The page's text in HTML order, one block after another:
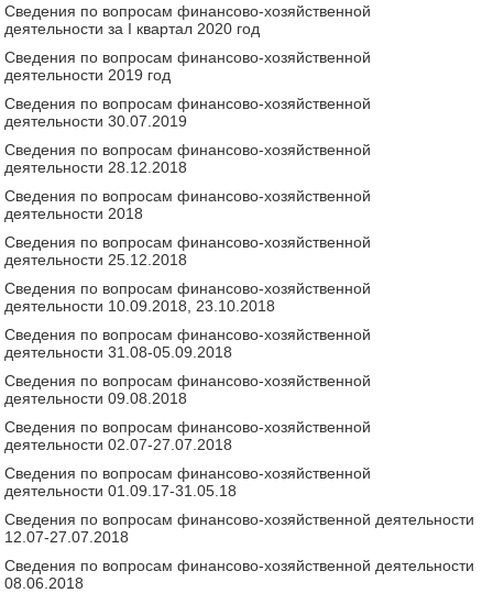
Сведения по вопросам финансово-хозяйственной
деятельности за I квартал 2020 год
Сведения по вопросам финансово-хозяйственной
деятельности 2019 год
Сведения по вопросам финансово-хозяйственной
деятельности 30.07.2019
Сведения по вопросам финансово-хозяйственной
деятельности 28.12.2018
Сведения по вопросам финансово-хозяйственной
деятельности 2018
Сведения по вопросам финансово-хозяйственной
деятельности 25.12.2018
Сведения по вопросам финансово-хозяйственной
деятельности 10.09.2018, 23.10.2018
Сведения по вопросам финансово-хозяйственной
деятельности 31.08-05.09.2018
Сведения по вопросам финансово-хозяйственной
деятельности 09.08.2018
Сведения по вопросам финансово-хозяйственной
деятельности 02.07-27.07.2018
Сведения по вопросам финансово-хозяйственной
деятельности 01.09.17-31.05.18
Сведения по вопросам финансово-хозяйственной деятельности
12.07-27.07.2018
Сведения по вопросам финансово-хозяйственной деятельности
08.06.2018